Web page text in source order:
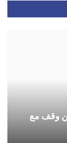
وقف مع